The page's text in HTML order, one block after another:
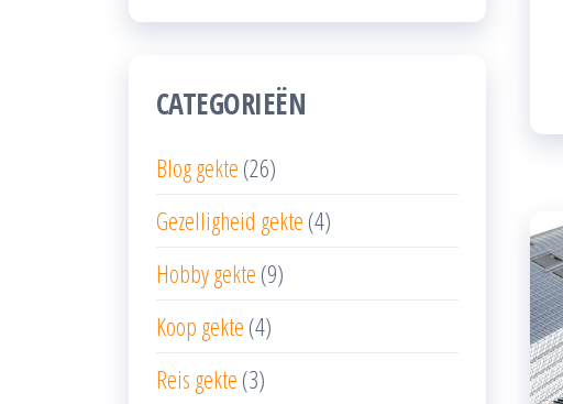
CATEGORIEËN
Blog gekte (26)
Gezelligheid gekte (4)
Hobby gekte (9)
Koop gekte (4)
Reis gekte (3)